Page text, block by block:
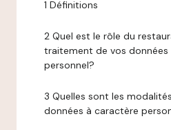
1 Définitions
2 Quel est le rôle du
traitement de vos données
personnel?
3 Quelles sont les
données à caractère